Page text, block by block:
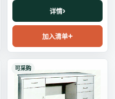
详情
加入清单
可采购